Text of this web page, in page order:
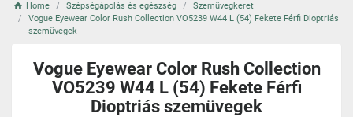
Home Szépségápolás és egészség
Szemüvegkeret
Vogue Eyewear Color Rush Collection VO5239 W44 L (54) Fekete Férfi Dioptriás
szemüvegek
Vogue Eyewear Color Rush Collection
VO5239 W44 L (54) Fekete Férfi
Dioptriás szemüvegek